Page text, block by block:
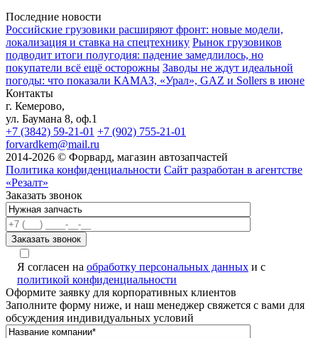
Последние новости
Российские грузовики расширяют фронт: новые модели,
локализация и ставка на спецтехнику Рынок грузовиков
подводит итоги полугодия: падение замедлилось, но
покупатели всё ещё осторожны Заводы не ждут идеальной
погоды: что показали КАМАЗ, «Урал», GAZ и Sollers в июне
Контакты
г. Кемерово,
ул. Баумана 8, оф.1
+7 (3842) 59-21-01 +7 (902) 755-21-01
forvardkem@mail.ru
2014-2026 © Форвард, магазин автозапчастей
Политика конфиденциальности Сайт разработан в агентстве
«Резалт»
Заказать звонок
Я согласен на обработку персональных данных и с
политикой конфиденциальности
Оформите заявку для корпоративных клиентов
Заполните форму ниже, и наш менеджер свяжется с вами для
обсуждения индивидуальных условий